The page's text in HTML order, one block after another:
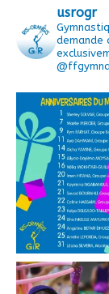
usrogr
demande